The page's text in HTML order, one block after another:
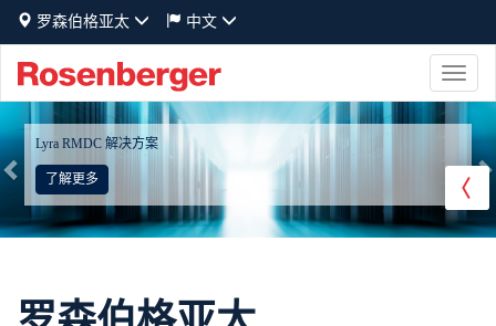
罗森伯格亚太 中文
Toggle
Lyra RMDC 解决方案
了解更多
Previous